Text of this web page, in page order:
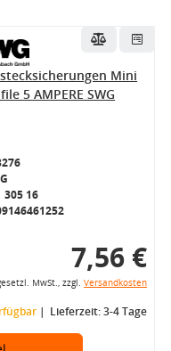
Mini
5 AMPERE SWG
305 16
7,56 €
MwSt., zzgl. Versandkosten
Lieferzeit: 3-4 Tage